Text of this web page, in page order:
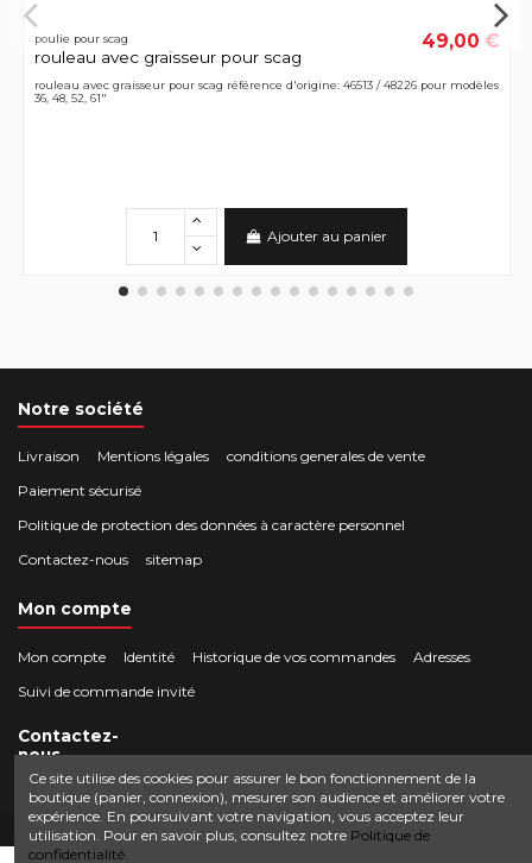
poulie pour scag
rouleau avec graisseur pour scag
49,00 €
rouleau avec graisseur pour scag référence d'origine: 46513 / 48226 pour modèles
36, 48, 52, 61"
Ajouter au panier
Notre société
Livraison Mentions légales
conditions generales de vente
Paiement sécurisé
Politique de protection des données à caractère personnel
Contactez-nous
sitemap
Mon compte
Mon compte Identité Historique de vos commandes
Adresses
Suivi de commande invité
Contactez-
nous
Crocbois-motoculture.com
50 route de Villefort 48800 Pied-de-Borne
0624436257
contact@crocbois-motoculture.com
Ce site utilise des cookies pour assurer le bon fonctionnement de la
boutique (panier, connexion), mesurer son audience et améliorer votre
expérience. En poursuivant votre navigation, vous acceptez leur
utilisation. Pour en savoir plus, consultez notre Politique de
confidentialité.